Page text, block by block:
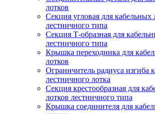
лотков
Секция угловая для кабельных
лестничного типа
Секция Т-образная для
лестничного типа
Крышка переходника для
лотков
Ограничитель радиуса изгиба
лестничного лотка
Секция крестообразная для
лотков лестничного типа
Крышка соединителя для